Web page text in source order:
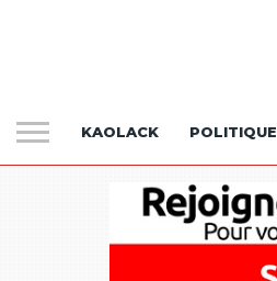
KAOLACK POLITIQUE